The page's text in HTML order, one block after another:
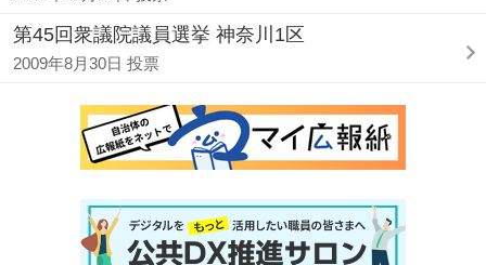
第45回衆議院議員選挙 神奈川1区
2009年8月30日 投票